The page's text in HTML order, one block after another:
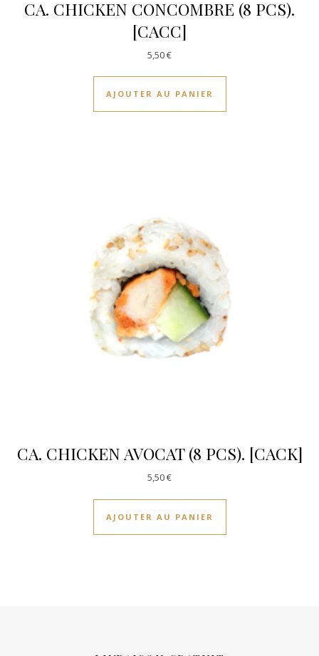
CA. CHICKEN CONCOMBRE (8 PCS).
[CACC]
5,50€
AJOUTER AU PANIER
CA. CHICKEN AVOCAT (8 PCS). [CACK]
5,50€
AJOUTER AU PANIER